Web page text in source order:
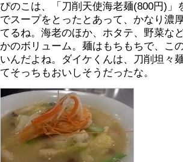
ぴのこは、「刀削天使海老麺(800円)」
でスープをとったとあって、かなり濃
てるね。海老のほか、ホタテ、野菜な
かのボリューム。麺はもちもちで、こ
いんだよね。ダイケくんは、刀削坦々
てそっちもおいしそうだったな。